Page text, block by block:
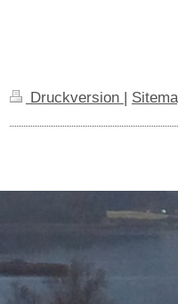
Druckversion